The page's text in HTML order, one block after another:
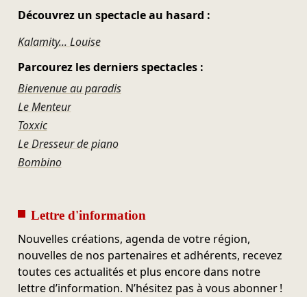
Découvrez un spectacle au hasard :
Kalamity... Louise
Parcourez les derniers spectacles :
Bienvenue au paradis
Le Menteur
Toxxic
Le Dresseur de piano
Bombino
Lettre d'information
Nouvelles créations, agenda de votre région,
nouvelles de nos partenaires et adhérents, recevez
toutes ces actualités et plus encore dans notre
lettre d’information. N’hésitez pas à vous abonner !